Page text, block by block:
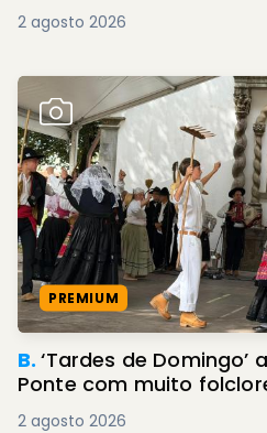
2 agosto 2026
PREMIUM
B.‘Tardes de Domingo’
Ponte com muito
2 agosto 2026